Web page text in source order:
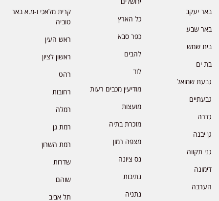
באר יעקב
באר שבע
בית שמש
בת ים
גבעת שמואל
גבעתיים
גדרה
גן יבנה
גני תקווה
דימונה
הערבה
כל הארץ
כפר סבא
להבים
לוד
מודיעין מכבים רעות
מועצות
מזכרת בתיה
מצפה רמון
נס ציונה
נתיבות
נתניה
קרית מלאכי ו-מ.א באר
טוביה
ראש העין
ראשון לציון
רהט
רחובות
רמלה
רמת גן
רמת השרון
שדרות
שוהם
תל אביב